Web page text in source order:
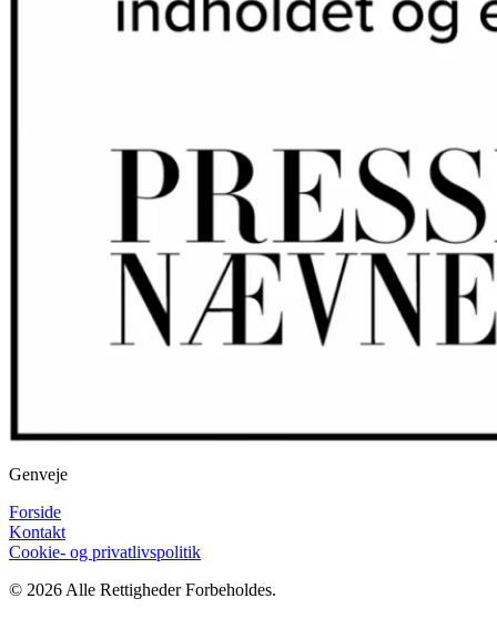
Genveje
Forside
Kontakt
Cookie- og privatlivspolitik
© 2026 Alle Rettigheder Forbeholdes.